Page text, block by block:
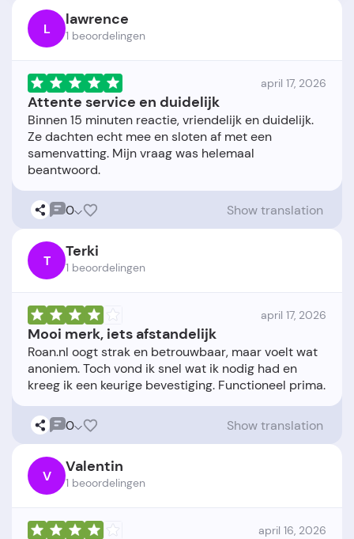
L lawrence
1 beoordelingen
april 17, 2026
Attente service en duidelijk
Binnen 15 minuten reactie, vriendelijk en duidelijk.
Ze dachten echt mee en sloten af met een
samenvatting. Mijn vraag was helemaal
0 Show translation
T Terki
1 beoordelingen
april 17, 2026
Mooi merk, iets afstandelijk
Roan.nl oogt strak en betrouwbaar, maar voelt wat
anoniem. Toch vond ik snel wat ik nodig had en
0 Show translation
V Valentin
1 beoordelingen
april 16, 2026